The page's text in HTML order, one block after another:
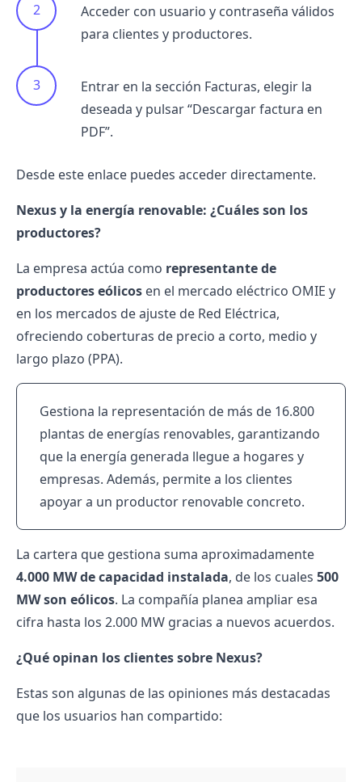
Acceder con usuario y contraseña válidos
para clientes y productores.
Entrar en la sección Facturas, elegir la
deseada y pulsar “Descargar factura en
PDF”.
Desde este enlace puedes acceder directamente.
Nexus y la energía renovable: ¿Cuáles son los
productores?
La empresa actúa como representante de
productores eólicos en el mercado eléctrico OMIE y
en los mercados de ajuste de Red Eléctrica,
ofreciendo coberturas de precio a corto, medio y
largo plazo (PPA).
Gestiona la representación de más de 16.800
plantas de energías renovables, garantizando
que la energía generada llegue a hogares y
empresas. Además, permite a los clientes
apoyar a un productor renovable concreto.
La cartera que gestiona suma aproximadamente
4.000 MW de capacidad instalada, de los cuales 500
MW son eólicos. La compañía planea ampliar esa
cifra hasta los 2.000 MW gracias a nuevos acuerdos.
¿Qué opinan los clientes sobre Nexus?
Estas son algunas de las opiniones más destacadas
que los usuarios han compartido: